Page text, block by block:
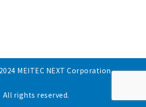
MEITEC NEXT Corporation.
All rights reserved.